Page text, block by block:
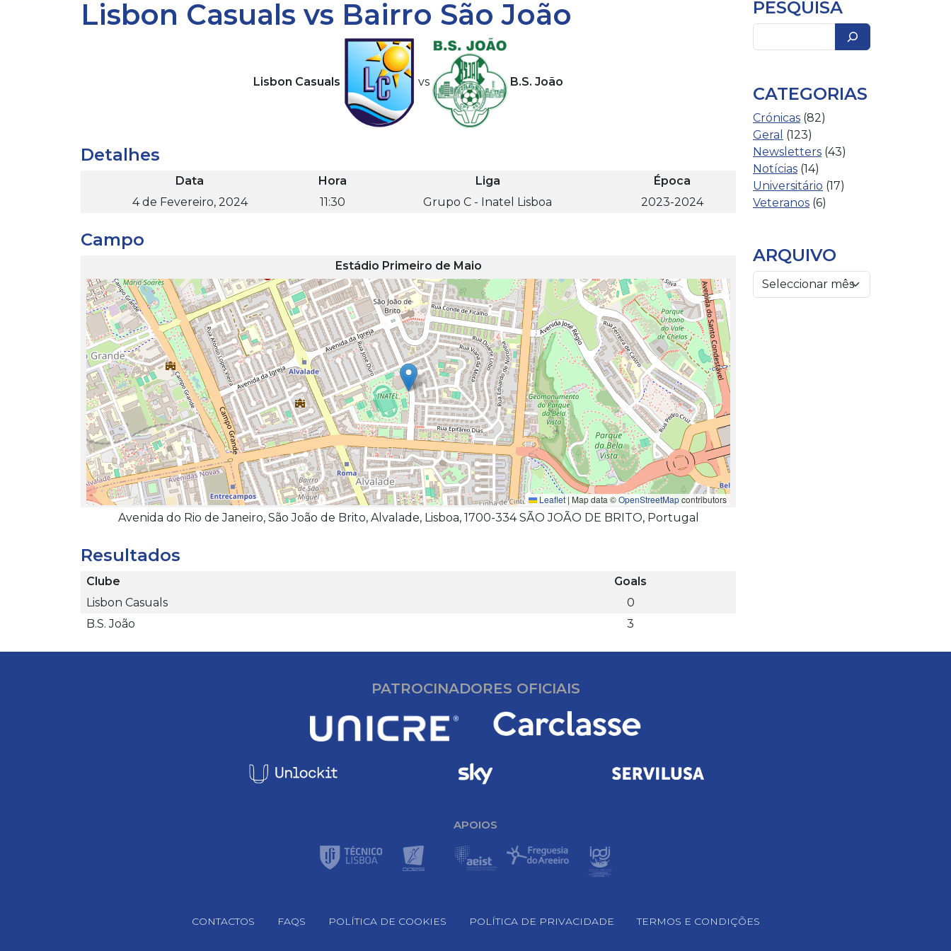
Lisbon Casuals vs Bairro São João
Lisbon Casuals vs B.S. João
Detalhes
Data Hora Liga
Época
4 de Fevereiro, 2024
11:30 Grupo C - Inatel Lisboa 2023-2024
Campo
Estádio Primeiro de Maio
Leaflet | Map data ©OpenStreetMapcontributors
Avenida do Rio de Janeiro, São João de Brito, Alvalade, Lisboa, 1700-334 SÃO JOÃO DE BRITO, Portugal
Resultados
Clube
Goals
Lisbon Casuals
0
B.S. João
3
PESQUISA
CATEGORIAS
Crónicas (82)
Geral (123)
Newsletters (43)
Notícias (14)
Universitário (17)
Veteranos (6)
ARQUIVO
PATROCINADORES OFICIAIS
APOIOS
CONTACTOS FAQS POLÍTICA DE COOKIES POLÍTICA DE PRIVACIDADE TERMOS E CONDIÇÕES